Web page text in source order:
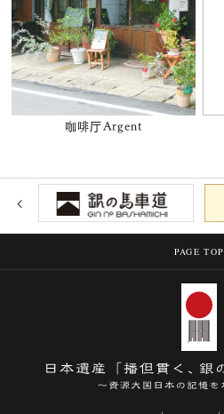
咖啡厅Argent
PAGE TOP